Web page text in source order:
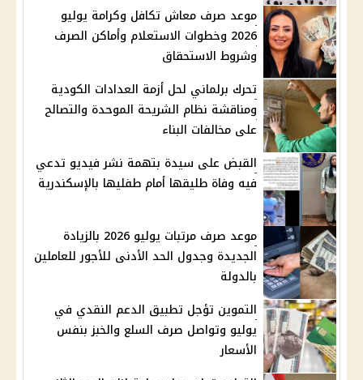
موعد صرف معاش تكافل وكرامة يوليو
2026 وخطوات الاستعلام وأماكن الصرف
وشروط الاستحقاق
تحرك برلماني لحل أزمة العدادات الكودية
ومناقشة نظام الشريحة الموحدة والتصالح
على مخالفات البناء
القبض على سيدة بتهمة نشر فيديو تدعي
فيه وفاة طليقها أمام طفليها بالإسكندرية
موعد صرف مرتبات يوليو 2026 بالزيادة
الجديدة وجدول الحد الأدنى للأجور للعاملين
بالدولة
التموين تؤجل تطبيق الدعم النقدي في
يوليو وتواصل صرف السلع والخبز بنفس
الأسعار